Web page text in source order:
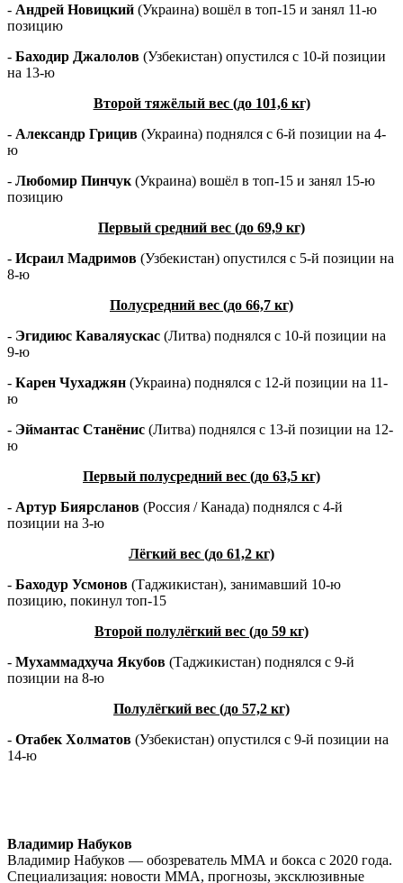
- Андрей Новицкий (Украина) вошёл в топ-15 и занял 11-ю
позицию
- Баходир Джалолов (Узбекистан) опустился с 10-й позиции
на 13-ю
Второй тяжёлый вес (до 101,6 кг)
- Александр Грицив (Украина) поднялся с 6-й позиции на 4-
ю
- Любомир Пинчук (Украина) вошёл в топ-15 и занял 15-ю
позицию
Первый средний вес (до 69,9 кг)
- Исраил Мадримов (Узбекистан) опустился с 5-й позиции на
8-ю
Полусредний вес (до 66,7 кг)
- Эгидиюс Каваляускас (Литва) поднялся с 10-й позиции на
9-ю
- Карен Чухаджян (Украина) поднялся с 12-й позиции на 11-
ю
- Эймантас Станёнис (Литва) поднялся с 13-й позиции на 12-
ю
Первый полусредний вес (до 63,5 кг)
- Артур Биярсланов (Россия / Канада) поднялся с 4-й
позиции на 3-ю
Лёгкий вес (до 61,2 кг)
- Баходур Усмонов (Таджикистан), занимавший 10-ю
позицию, покинул топ-15
Второй полулёгкий вес (до 59 кг)
- Мухаммадхуча Якубов (Таджикистан) поднялся с 9-й
позиции на 8-ю
Полулёгкий вес (до 57,2 кг)
- Отабек Холматов (Узбекистан) опустился с 9-й позиции на
14-ю
Владимир Набуков
Владимир Набуков — обозреватель ММА и бокса с 2020 года.
Специализация: новости ММА, прогнозы, эксклюзивные